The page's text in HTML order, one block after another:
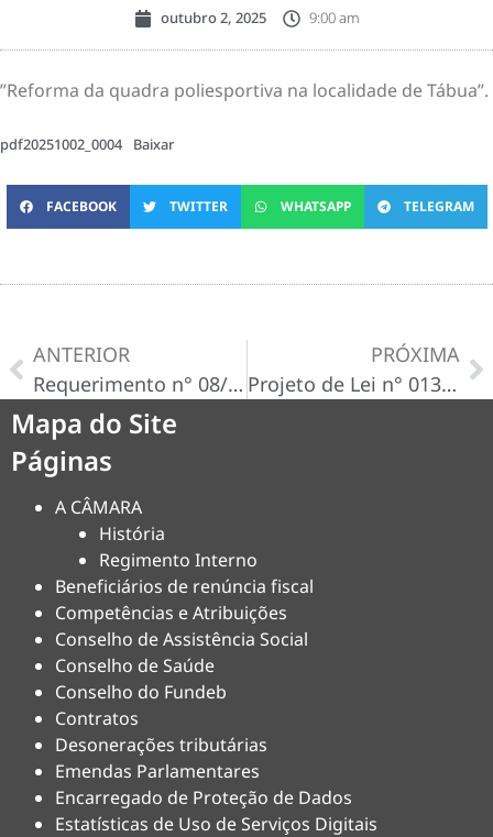
outubro 2, 2025 9:00 am
”Reforma da quadra poliesportiva na localidade de Tábua”.
pdf20251002_0004 Baixar
FACEBOOK TWITTER WHATSAPP TELEGRAM
ANTERIOR
Requerimento n° 08/2025
PRÓXIMA
Projeto de Lei n° 013/2025
Mapa do Site
Páginas
A CÂMARA
História
Regimento Interno
Beneficiários de renúncia fiscal
Competências e Atribuições
Conselho de Assistência Social
Conselho de Saúde
Conselho do Fundeb
Contratos
Desonerações tributárias
Emendas Parlamentares
Encarregado de Proteção de Dados
Estatísticas de Uso de Serviços Digitais